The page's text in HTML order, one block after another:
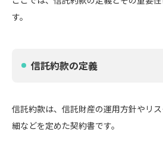
す。
信託約款の定義
信託約款は、信託財産の運用方針やリ
細などを定めた契約書です。